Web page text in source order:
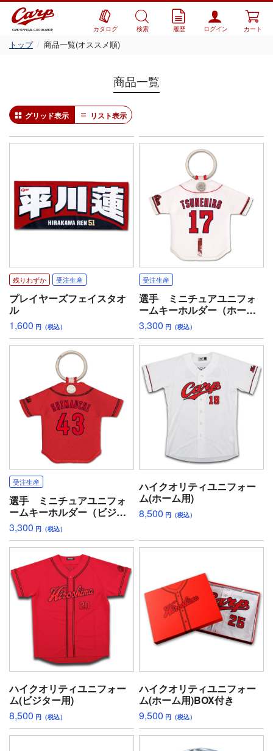
CARP OFFICIAL GOODS SHOP カタログ 検索 履歴 ログイン カート
トップ 商品一覧(オススメ順)
商品一覧
グリッド表示 リスト表示
残りわずか 受注生産
プレイヤーズフェイスタオ
ル
1,600 円（税込）
受注生産
選手 ミニチュアユニフォ
ームキーホルダー（ホー
ム）
3,300 円（税込）
受注生産
選手 ミニチュアユニフォ
ームキーホルダー（ビジタ
ー）
3,300 円（税込）
ハイクオリティユニフォー
ム(ホーム用)
8,500 円（税込）
ハイクオリティユニフォー
ム(ビジター用)
8,500 円（税込）
ハイクオリティユニフォー
ム(ホーム用)BOX付き
9,500 円（税込）